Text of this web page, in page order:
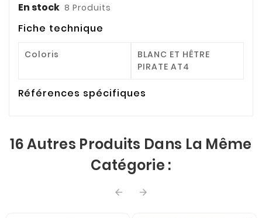
En stock 8 Produits
Fiche technique
Coloris
BLANC ET HÊTRE
PIRATE AT4
Références spécifiques
16 Autres Produits Dans La Même
Catégorie :
 